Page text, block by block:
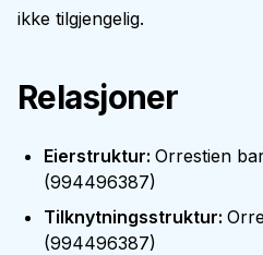
ikke tilgjengelig.
Relasjoner
Eierstruktur: Orrestien
(994496387)
Tilknytningsstruktur:
(994496387)